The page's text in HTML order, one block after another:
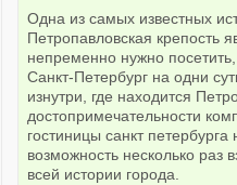
Одна из самых известных
Петропавловская крепость
непременно нужно
Санкт-Петербург на одни
изнутри, где находится
достопримечательности
гостиницы санкт
возможность несколько раз
всей истории города.